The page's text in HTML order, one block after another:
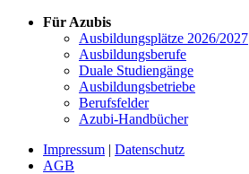
Für Azubis
Ausbildungsplätze 2026/2027
Ausbildungsberufe
Duale Studiengänge
Ausbildungsbetriebe
Berufsfelder
Azubi-Handbücher
Impressum | Datenschutz
AGB